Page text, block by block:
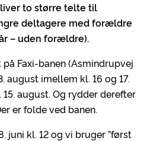
to større telte til
deltagere med forældre
– uden forældre).
Faxi-banen (Asmindrupvej
august imellem kl. 16 og 17.
august. Og rydder derefter
er folde ved banen.
juni kl. 12 og vi bruger ”først